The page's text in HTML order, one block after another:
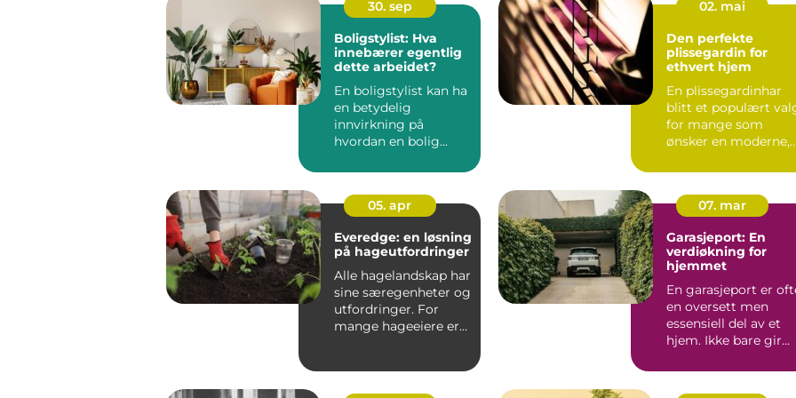
30. sep
Boligstylist: Hva
innebærer egentlig
dette arbeidet?
En boligstylist kan ha
en betydelig
innvirkning på
hvordan en bolig
02. mai
Den perfekte
plissegardin for
ethvert hjem
En plissegardinhar
blitt et populært
for mange som
ønsker en moderne,
05. apr
Everedge: en løsning
på hageutfordringer
Alle hagelandskap har
sine særegenheter og
utfordringer. For
mange hageeiere er
07. mar
Garasjeport: En
verdiøkning for
hjemmet
En garasjeport er
en oversett men
essensiell del av et
hjem. Ikke bare gir